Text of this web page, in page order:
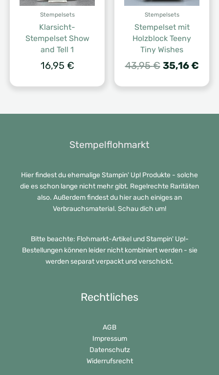
Stempelsets
Klarsicht-
Stempelset Show
and Tell 1
16,95 €
Stempelsets
Stempelset mit
Holzblock Teeny
Tiny Wishes
43,95€
war:
35,16€
ist:
Stempelflohmarkt
Hier findest du ehemalige Stampin' Up! Produkte - solche
die es schon lange nicht mehr gibt. Regelrechte Raritäten
also. Außerdem findest du hier auch einiges an
Verbrauchsmaterial. Schau dich um!
Bitte beachte: Flohmarkt-Artikel und Stampin' Up!-
Bestellungen können leider nicht kombiniert werden - sie
werden separat verpackt und verschickt.
Rechtliches
AGB
Impressum
Datenschutz
Widerrufsrecht